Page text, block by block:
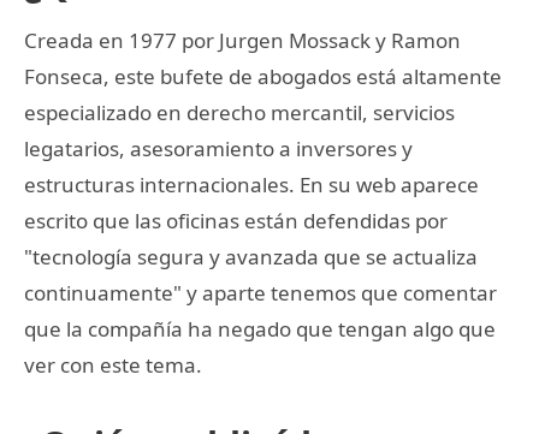
Creada en 1977 por Jurgen Mossack y Ramon
Fonseca, este bufete de abogados está altamente
especializado en derecho mercantil, servicios
legatarios, asesoramiento a inversores y
estructuras internacionales. En su web aparece
escrito que las oficinas están defendidas por
"tecnología segura y avanzada que se actualiza
continuamente" y aparte tenemos que comentar
que la compañía ha negado que tengan algo que
ver con este tema.